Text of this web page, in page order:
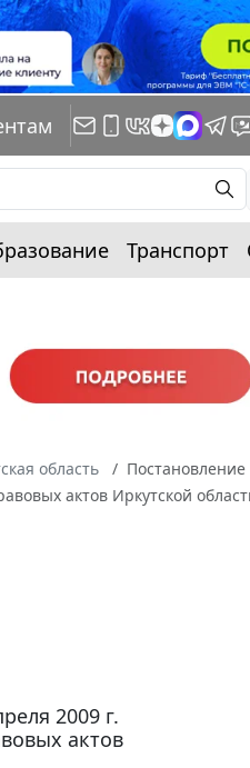
Транспорт
область
Постановление
актов Иркутской
2009 г.
актов